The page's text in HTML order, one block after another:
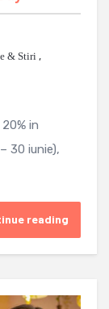
& Stiri,
in
30 iunie),
reading